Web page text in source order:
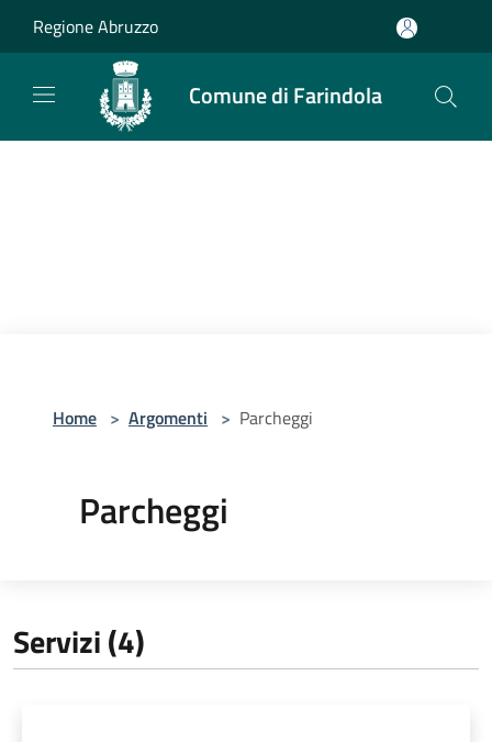
Regione Abruzzo
Comune di Farindola
Home > Argomenti > Parcheggi
Parcheggi
Servizi (4)